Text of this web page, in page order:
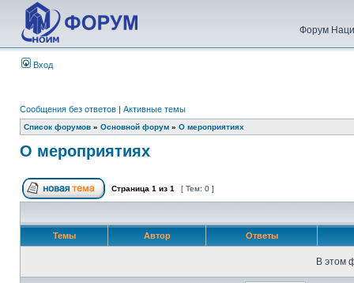
Форум
Вход
Сообщения без ответов | Активные темы
Список форумов » Основной форум » О мероприятиях
О мероприятиях
Страница 1 из 1 [ Тем: 0 ]
Темы Автор Ответы
В этом